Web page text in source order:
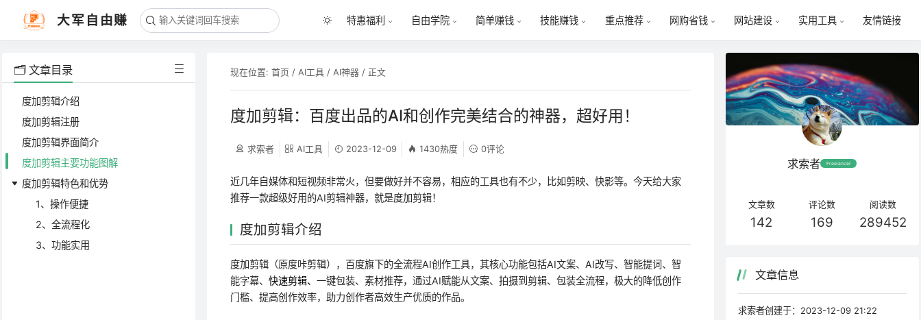
大军自由赚 特惠福利 自由学院 简单赚钱 技能赚钱 重点推荐 网购省钱 网站建设 实用工具 友情链接
🗂️ 文章目录
度加剪辑介绍
度加剪辑注册
度加剪辑界面简介
度加剪辑主要功能图解
度加剪辑特色和优势
1、操作便捷
2、全流程化
3、功能实用
现在位置:首页 / AI工具 / AI神器 / 正文
度加剪辑：百度出品的AI和创作完美结合的神器，超好用！
求索者 AI工具 2023-12-09 1430热度 0评论
近几年自媒体和短视频非常火，但要做好并不容易，相应的工具也有不少，比如剪映、快影等。今天给大家
推荐一款超级好用的AI剪辑神器，就是度加剪辑！
度加剪辑介绍
度加剪辑（原度咔剪辑），百度旗下的全流程AI创作工具，其核心功能包括AI文案、AI改写、智能提词、智
能字幕、快速剪辑、一键包装、素材推荐，通过AI赋能从文案、拍摄到剪辑、包装全流程，极大的降低创作
门槛、提高创作效率，助力创作者高效生产优质的作品。
求索者 Freelancer
文章数
142
评论数
169
阅读数
289452
文章信息
求索者创建于： 2023-12-09 21:22